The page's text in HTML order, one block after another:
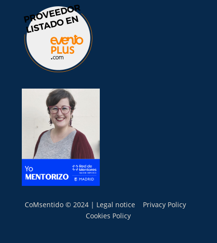
CoMsentido © 2024 | Legal notice
Privacy Policy
Cookies Policy